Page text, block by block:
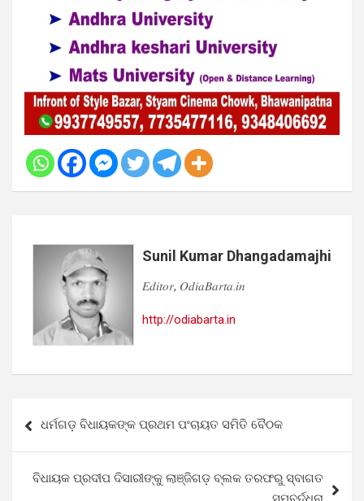
Sunil Kumar Dhangadamajhi
𝐸𝑑𝑖𝑡𝑜𝑟, 𝑂𝑑𝑖𝑎𝐵𝑎𝑟𝑡𝑎.𝑖𝑛
http://odiabarta.in
navigation
ଧର୍ମଗଡ଼ ବିଧାୟକଙ୍କ ପ୍ରଥମ ପଂଚାୟତ ସମିତି ବୈଠକ
ବିଧାୟକ ପ୍ରଦୀପ ଦିସାରୀଙ୍କୁ ଲାଞ୍ଜିଗଡ଼ ବ୍ଲକ ତରଫରୁ ସ୍ବାଗତ